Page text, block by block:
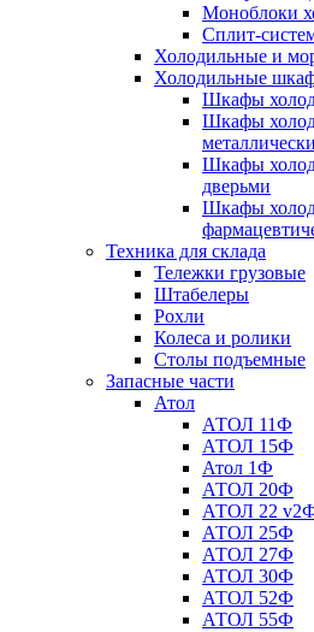
Моноблоки
Сплит-
Холодильные и
Холодильные
Шкафы
Шкафы
Шкафы
дверьми
Шкафы
Техника для склада
Тележки грузовые
Штабелеры
Рохли
Колеса и ролики
Столы подъемные
Запасные части
Атол
АТОЛ 11Ф
АТОЛ 15Ф
Атол 1Ф
АТОЛ 20Ф
АТОЛ 22
АТОЛ 25Ф
АТОЛ 27Ф
АТОЛ 30Ф
АТОЛ 52Ф
АТОЛ 55Ф